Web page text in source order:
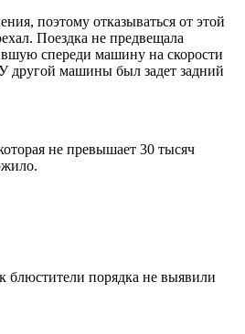
поэтому отказываться от этой
Поездка не предвещала
спереди машину на скорости
другой машины был задет задний
не превышает 30 тысяч
порядка не выявили